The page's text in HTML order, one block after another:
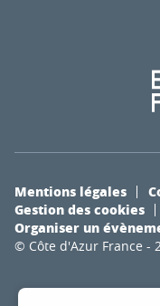
© Côte d'Azur France -
Mentions légales
Gestion des cookies
Organiser un